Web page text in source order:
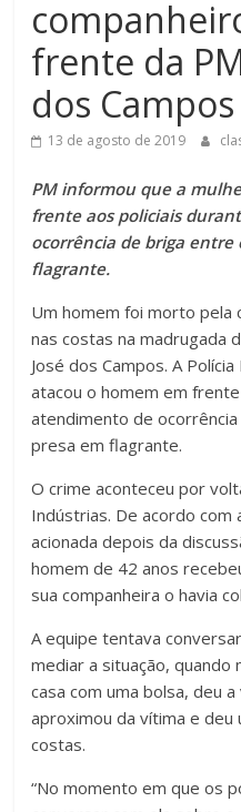
frente da
dos Campos
13 de agosto de 2019
PM informou que a
frente aos policiais
ocorrência de briga entre
flagrante.
Um homem foi morto pela
nas costas na madrugada
José dos Campos. A
atacou o homem em
atendimento de
presa em flagrante.
O crime aconteceu por
Indústrias. De acordo com
acionada depois da
homem de 42 anos
sua companheira o havia
A equipe tentava
mediar a situação, quando
casa com uma bolsa, deu
aproximou da vítima e deu
costas.
“No momento em que os